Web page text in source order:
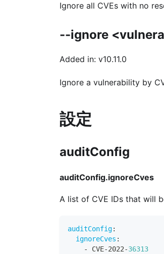
Ignore all CVEs with no
--ignore
Added in: v10.11.0
Ignore a vulnerability by
設定
auditConfig
auditConfig.ignoreCves
A list of CVE IDs that will
auditConfig:
ignoreCves :
-
CVE-2022-36313